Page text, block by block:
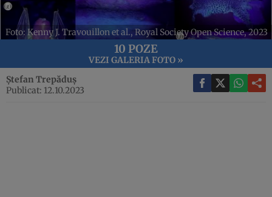
Foto: Kenny J. Travouillon et al., Royal Society Open Science, 2023
10 POZE
VEZI GALERIA FOTO »
Ștefan Trepăduș
Publicat: 12.10.2023